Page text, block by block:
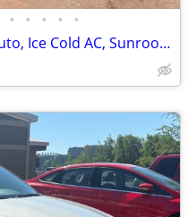
• • • • •
2006 Grand Cherokee, 4.7L, Auto, Ice Cold AC, Sunroof, Nice Jeep.